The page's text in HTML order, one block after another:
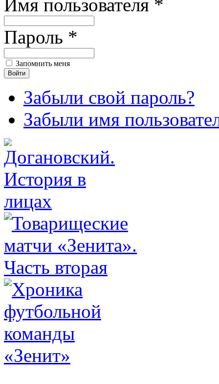
Имя пользователя *
Пароль *
Запомнить меня
Забыли свой пароль?
Забыли имя